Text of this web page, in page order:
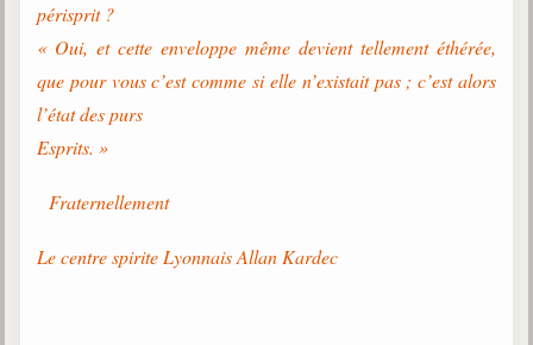
périsprit ?
« Oui, et cette enveloppe même devient tellement éthérée,
que pour vous c’est comme si elle n’existait pas ; c’est alors
l’état des purs
Esprits. »
Fraternellement
Le centre spirite Lyonnais Allan Kardec